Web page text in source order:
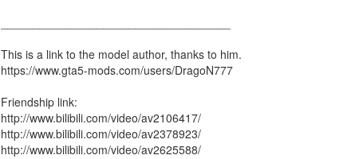
This is a link to the model author, thanks to him.
https://www.gta5-mods.com/users/DragoN777
Friendship link:
http://www.bilibili.com/video/av2106417/
http://www.bilibili.com/video/av2378923/
http://www.bilibili.com/video/av2625588/